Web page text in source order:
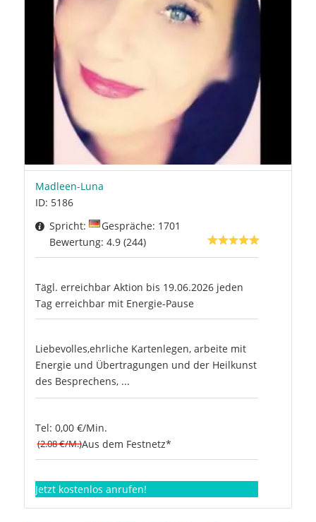
Madleen-Luna
ID: 5186
Spricht:
Gespräche: 1701
Bewertung: 4.9 (244)
Tägl. erreichbar Aktion bis 19.06.2026 jeden
Tag erreichbar mit Energie-Pause
Liebevolles,ehrliche Kartenlegen, arbeite mit
Energie und Übertragungen und der Heilkunst
des Besprechens, ...
Tel: 0,00 €/Min.
(2.08 €/M.)Aus dem Festnetz*
Jetzt kostenlos anrufen!